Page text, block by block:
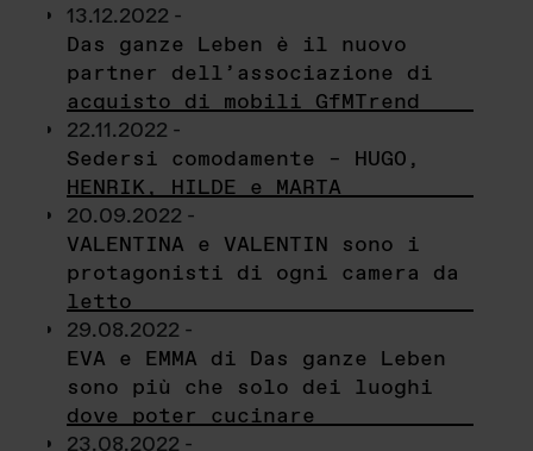
13.12.2022 -
Das ganze Leben è il nuovo
partner dell’associazione di
acquisto di mobili GfMTrend
22.11.2022 -
Sedersi comodamente – HUGO,
HENRIK, HILDE e MARTA
20.09.2022 -
VALENTINA e VALENTIN sono i
protagonisti di ogni camera da
letto
29.08.2022 -
EVA e EMMA di Das ganze Leben
sono più che solo dei luoghi
dove poter cucinare
23.08.2022 -